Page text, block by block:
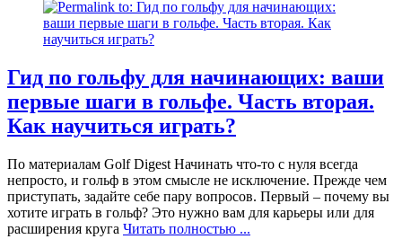
Гид по гольфу для начинающих: ваши
первые шаги в гольфе. Часть вторая.
Как научиться играть?
По материалам Golf Digest Начинать что-то с нуля всегда
непросто, и гольф в этом смысле не исключение. Прежде чем
приступать, задайте себе пару вопросов. Первый – почему вы
хотите играть в гольф? Это нужно вам для карьеры или для
расширения круга Читать полностью ...